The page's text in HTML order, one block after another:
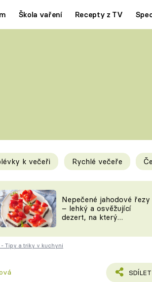
Škola vaření Recepty z TV
Tipy a triky
KAM ZA JÍDLEM
VYCHYTÁVKY
k večeři Rychlé večeře
Nepečené jahodové řezy
– lehký a osvěžující
dezert, na který
- Tipy a triky v kuchyni
SDÍLET